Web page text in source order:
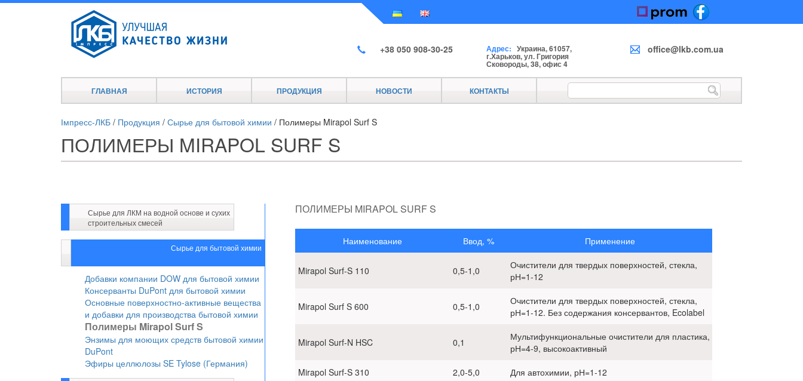
+38 050 908-30-25 Адрес: Украина, 61057,
г.Харьков, ул. Григория
Сковороды, 38, офис 4
office@lkb.com.ua
ГЛАВНАЯ ИСТОРИЯ ПРОДУКЦИЯ НОВОСТИ КОНТАКТЫ
Імпресс-ЛКБ / Продукция / Сырье для бытовой химии / Полимеры Mirapol Surf S
ПОЛИМЕРЫ MIRAPOL SURF S
Сырье для ЛКМ на водной основе и сухих
строительных смесей
Сырье для бытовой химии
Добавки компании DOW для бытовой химии
Консерванты DuPont для бытовой химии
Основные поверхностно-активные вещества
и добавки для производства бытовой химии
Полимеры Mirapol Surf S
Энзимы для моющих средств бытовой химии
DuPont
Эфиры целлюлозы SE Tylose (Германия)
ПОЛИМЕРЫ MIRAPOL SURF S
Наименование Ввод, % Применение
Mirapol Surf-S 110 0,5-1,0
Очистители для твердых поверхностей, стекла,
рН=1-12
Mirapol Surf S 600 0,5-1,0
Очистители для твердых поверхностей, стекла,
рН=1-12. Без содержания консервантов, Ecolabel
Mirapol Surf-N HSC 0,1
Мультифункциональные очистители для пластика,
рН=4-9, высокоактивный
Mirapol Surf-S 310
2,0-5,0 Для автохимии, рН=1-12